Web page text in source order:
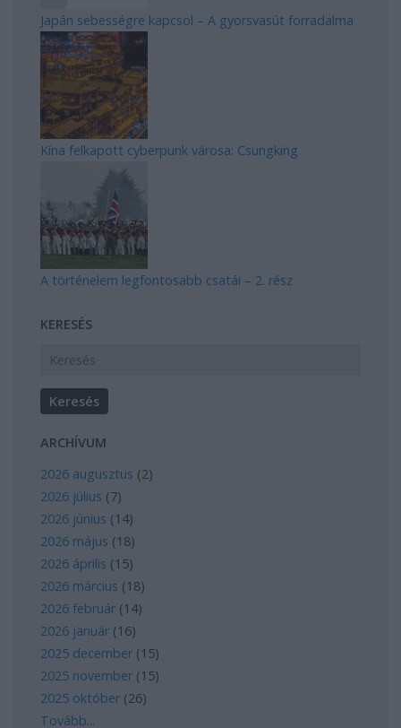
Japán sebességre kapcsol – A gyorsvasút forradalma
Kína felkapott cyberpunk városa: Csungking
A történelem legfontosabb csatái – 2. rész
KERESÉS
ARCHÍVUM
2026 augusztus (2)
2026 július (7)
2026 június (14)
2026 május (18)
2026 április (15)
2026 március (18)
2026 február (14)
2026 január (16)
2025 december (15)
2025 november (15)
2025 október (26)
Tovább...